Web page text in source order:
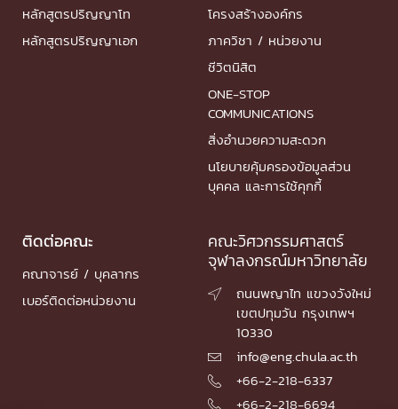
หลักสูตรปริญญาโท
หลักสูตรปริญญาเอก
โครงสร้างองค์กร
ภาควิชา / หน่วยงาน
ชีวิตนิสิต
ONE-STOP
COMMUNICATIONS
สิ่งอำนวยความสะดวก
นโยบายคุ้มครองข้อมูลส่วน
บุคคล และการใช้คุกกี้
ติดต่อคณะ
คณาจารย์ / บุคลากร
เบอร์ติดต่อหน่วยงาน
คณะวิศวกรรมศาสตร์
จุฬาลงกรณ์มหาวิทยาลัย

ถนนพญาไท แขวงวังใหม่
เขตปทุมวัน กรุงเทพฯ
10330
 info@eng.chula.ac.th
 +66-2-218-6337
 +66-2-218-6694